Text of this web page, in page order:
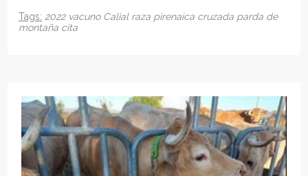
Tags: 2022 vacuno Calial raza pirenaica cruzada parda de
montaña cita